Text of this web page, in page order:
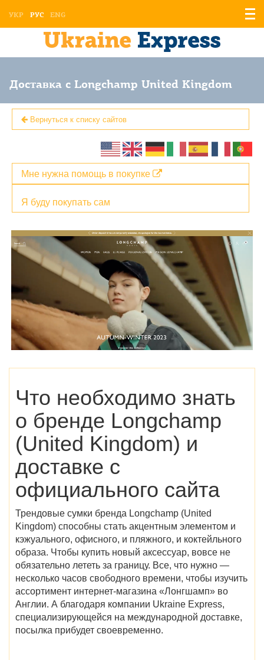
УКР РУС ENG
Доставка с Longchamp United Kingdom
Вернуться к списку сайтов
Я буду покупать сам
Мне нужна помощь в покупке
Что необходимо знать
о бренде Longchamp
(United Kingdom) и
доставке с
официального сайта
Трендовые сумки бренда Longchamp (United
Kingdom) способны стать акцентным элементом и
кэжуального, офисного, и пляжного, и коктейльного
образа. Чтобы купить новый аксессуар, вовсе не
обязательно лететь за границу. Все, что нужно —
несколько часов свободного времени, чтобы изучить
ассортимент интернет-магазина «Лонгшамп» во
Англии. А благодаря компании Ukraine Express,
специализирующейся на международной доставке,
посылка прибудет своевременно.